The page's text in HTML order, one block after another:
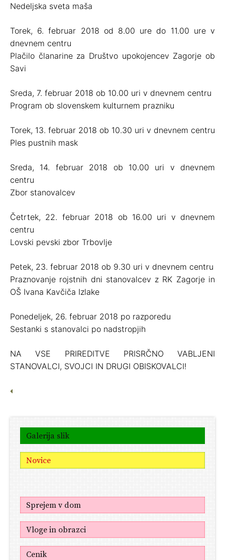
Nedeljska sveta maša
Torek, 6. februar 2018 od 8.00 ure do 11.00 ure v
dnevnem centru
Plačilo članarine za Društvo upokojencev Zagorje ob
Savi
Sreda, 7. februar 2018 ob 10.00 uri v dnevnem centru
Program ob slovenskem kulturnem prazniku
Torek, 13. februar 2018 ob 10.30 uri v dnevnem centru
Ples pustnih mask
Sreda, 14. februar 2018 ob 10.00 uri v dnevnem
centru
Zbor stanovalcev
Četrtek, 22. februar 2018 ob 16.00 uri v dnevnem
centru
Lovski pevski zbor Trbovlje
Petek, 23. februar 2018 ob 9.30 uri v dnevnem centru
Praznovanje rojstnih dni stanovalcev z RK Zagorje in
OŠ Ivana Kavčiča Izlake
Ponedeljek, 26. februar 2018 po razporedu
Sestanki s stanovalci po nadstropjih
NA VSE PRIREDITVE PRISRČNO VABLJENI
STANOVALCI, SVOJCI IN DRUGI OBISKOVALCI!
Galerija slik
Novice
Sprejem v dom
Vloge in obrazci
Cenik